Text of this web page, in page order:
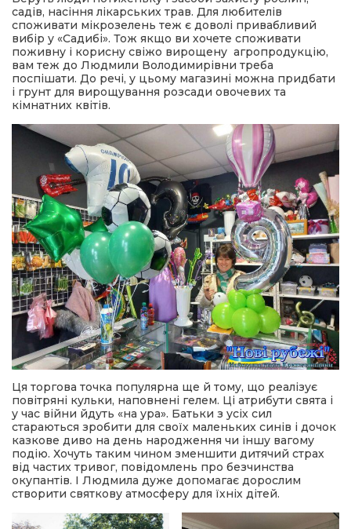
садів, насіння лікарських трав. Для любителів
споживати мікрозелень теж є доволі привабливий
вибір у «Садибі». Тож якщо ви хочете споживати
поживну і корисну свіжо вирощену агропродукцію,
вам теж до Людмили Володимирівни треба
поспішати. До речі, у цьому магазині можна придбати
і грунт для вирощування розсади овочевих та
кімнатних квітів.
Ця торгова точка популярна ще й тому, що реалізує
повітряні кульки, наповнені гелем. Ці атрибути свята і
у час війни йдуть «на ура». Батьки з усіх сил
стараються зробити для своїх маленьких синів і дочок
казкове диво на день народження чи іншу вагому
подію. Хочуть таким чином зменшити дитячий страх
від частих тривог, повідомлень про безчинства
окупантів. І Людмила дуже допомагає дорослим
створити святкову атмосферу для їхніх дітей.